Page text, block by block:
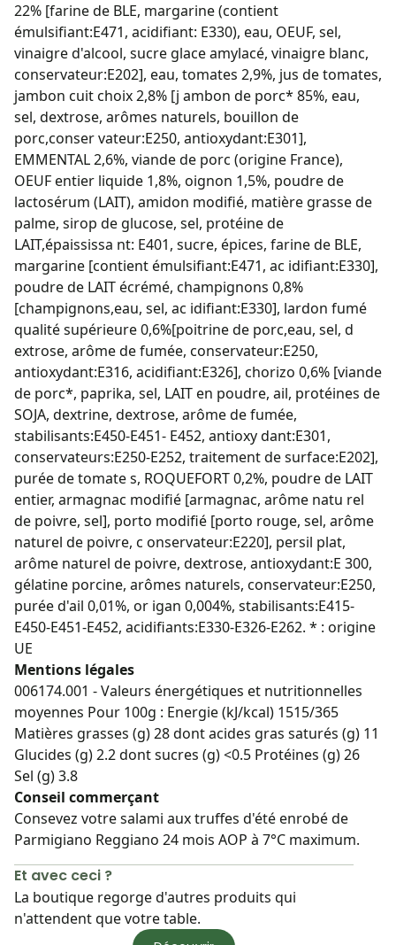
22% [farine de BLE, margarine (contient
émulsifiant:E471, acidifiant: E330), eau, OEUF, sel,
vinaigre d'alcool, sucre glace amylacé, vinaigre blanc,
conservateur:E202], eau, tomates 2,9%, jus de tomates,
jambon cuit choix 2,8% [j ambon de porc* 85%, eau,
sel, dextrose, arômes naturels, bouillon de
porc,conser vateur:E250, antioxydant:E301],
EMMENTAL 2,6%, viande de porc (origine France),
OEUF entier liquide 1,8%, oignon 1,5%, poudre de
lactosérum (LAIT), amidon modifié, matière grasse de
palme, sirop de glucose, sel, protéine de
LAIT,épaississa nt: E401, sucre, épices, farine de BLE,
margarine [contient émulsifiant:E471, ac idifiant:E330],
poudre de LAIT écrémé, champignons 0,8%
[champignons,eau, sel, ac idifiant:E330], lardon fumé
qualité supérieure 0,6%[poitrine de porc,eau, sel, d
extrose, arôme de fumée, conservateur:E250,
antioxydant:E316, acidifiant:E326], chorizo 0,6% [viande
de porc*, paprika, sel, LAIT en poudre, ail, protéines de
SOJA, dextrine, dextrose, arôme de fumée,
stabilisants:E450-E451- E452, antioxy dant:E301,
conservateurs:E250-E252, traitement de surface:E202],
purée de tomate s, ROQUEFORT 0,2%, poudre de LAIT
entier, armagnac modifié [armagnac, arôme natu rel
de poivre, sel], porto modifié [porto rouge, sel, arôme
naturel de poivre, c onservateur:E220], persil plat,
arôme naturel de poivre, dextrose, antioxydant:E 300,
gélatine porcine, arômes naturels, conservateur:E250,
purée d'ail 0,01%, or igan 0,004%, stabilisants:E415-
E450-E451-E452, acidifiants:E330-E326-E262. * : origine
UE
Mentions légales
006174.001 - Valeurs énergétiques et nutritionnelles
moyennes Pour 100g : Energie (kJ/kcal) 1515/365
Matières grasses (g) 28 dont acides gras saturés (g) 11
Glucides (g) 2.2 dont sucres (g) <0.5 Protéines (g) 26
Sel (g) 3.8
Conseil commerçant
Consevez votre salami aux truffes d'été enrobé de
Parmigiano Reggiano 24 mois AOP à 7°C maximum.
Et avec ceci ?
La boutique regorge d'autres produits qui
n'attendent que votre table.